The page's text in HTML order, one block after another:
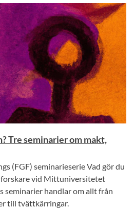
Tre seminarier om makt,
(FGF) seminarieserie Vad gör du
forskare vid Mittuniversitetet
seminarier handlar om allt från
till tvättkärringar.